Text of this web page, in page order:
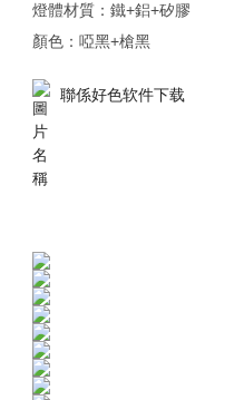
燈體材質：鐵+鋁+矽膠
顏色：啞黑+槍黑
聯係好色软件下载